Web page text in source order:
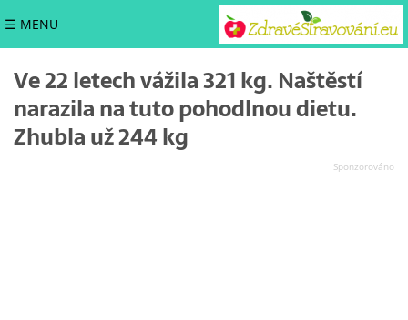
☰ MENU
Ve 22 letech vážila 321 kg. Naštěstí
narazila na tuto pohodlnou dietu.
Zhubla už 244 kg